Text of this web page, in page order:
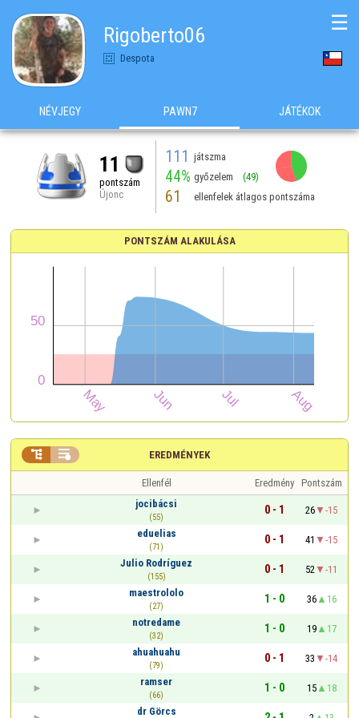
Rigoberto06
Despota
☰
NÉVJEGY PAWN7 JÁTÉKOK
11
pontszám
Újonc
111 játszma
44% győzelem (49)
61 ellenfelek átlagos pontszáma
PONTSZÁM ALAKULÁSA
EREDMÉNYEK
 
Ellenfél Eredmény Pontszám
jocibácsi
(55)
0 - 1 26
-15
eduelias
(71)
0 - 1 41
-15
Julio Rodríguez
(155)
0 - 1 52
-11
maestrololo
(27)
1 - 0 36
16
notredame
(32)
1 - 0 19
17
ahuahuahu
(79)
0 - 1 33
-14
ramser
(66)
1 - 0 15
18
dr Görcs